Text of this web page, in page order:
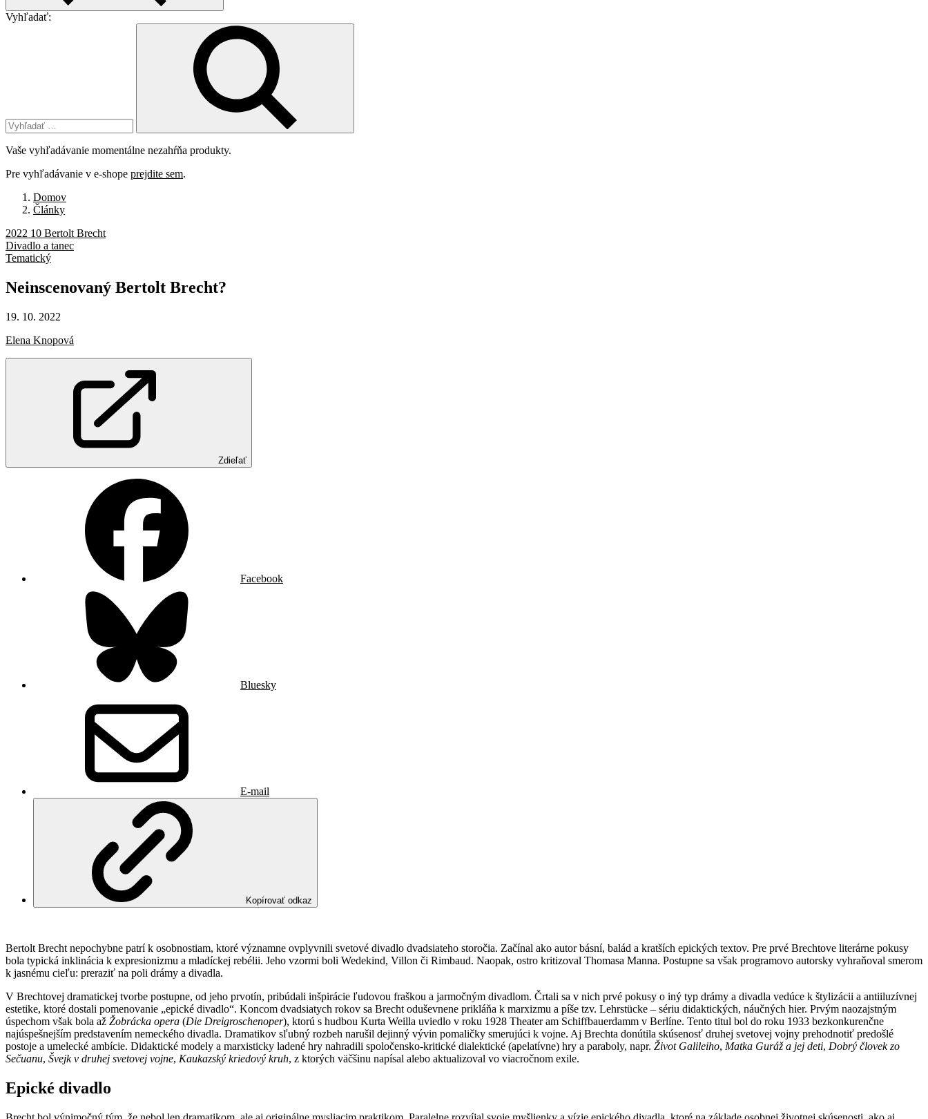
Vyhľadať:
Vaše vyhľadávanie momentálne nezahŕňa produkty.
Pre vyhľadávanie v e-shope prejdite sem.
Domov
Články
2022 10 Bertolt Brecht
Divadlo a tanec
Tematický
Neinscenovaný Bertolt Brecht?
19. 10. 2022
Elena Knopová
Zdieľať
Facebook
Bluesky
E-mail
Kopírovať odkaz
Bertolt Brecht nepochybne patrí k osobnostiam, ktoré významne ovplyvnili svetové divadlo dvadsiateho storočia. Začínal ako autor básní, balád a kratších epických textov. Pre prvé Brechtove literárne pokusy
bola typická inklinácia k expresionizmu a mladíckej rebélii. Jeho vzormi boli Wedekind, Villon či Rimbaud. Naopak, ostro kritizoval Thomasa Manna. Postupne sa však programovo autorsky vyhraňoval smerom
k jasnému cieľu: preraziť na poli drámy a divadla.
V Brechtovej dramatickej tvorbe postupne, od jeho prvotín, pribúdali inšpirácie ľudovou fraškou a jarmočným divadlom. Črtali sa v nich prvé pokusy o iný typ drámy a divadla vedúce k štylizácii a antiiluzívnej
estetike, ktoré dostali pomenovanie „epické divadlo“. Koncom dvadsiatych rokov sa Brecht oduševnene prikláňa k marxizmu a píše tzv. Lehrstücke – sériu didaktických, náučných hier. Prvým naozajstným
úspechom však bola až Žobrácka opera (Die Dreigroschenoper), ktorú s hudbou Kurta Weilla uviedlo v roku 1928 Theater am Schiffbauerdamm v Berlíne. Tento titul bol do roku 1933 bezkonkurenčne
najúspešnejším predstavením nemeckého divadla. Dramatikov sľubný rozbeh narušil dejinný vývin pomaličky smerujúci k vojne. Aj Brechta donútila skúsenosť druhej svetovej vojny prehodnotiť predošlé
postoje a umelecké ambície. Didaktické modely a marxisticky ladené hry nahradili spoločensko-kritické dialektické (apelatívne) hry a paraboly, napr. Život Galileiho, Matka Guráž a jej deti, Dobrý človek zo
Sečuanu, Švejk v druhej svetovej vojne, Kaukazský kriedový kruh, z ktorých väčšinu napísal alebo aktualizoval vo viacročnom exile.
Epické divadlo